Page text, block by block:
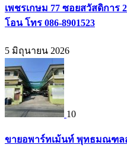
เพชรเกษม 77 ซอยสวัสดิการ
โอน โทร 086-8901523
5 มิถุนายน 2026
10
ขายอพาร์ทเม้นท์ พุทธมณฑลส